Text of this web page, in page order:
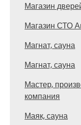
Магазин
Магазин СТО
Магнат, сауна
Магнат, сауна
Мастер,
компания
Маяк, сауна